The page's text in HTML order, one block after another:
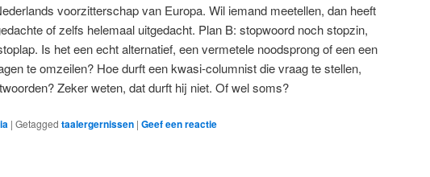
voorzitterschap van Europa. Wil iemand meetellen, dan heeft
of zelfs helemaal uitgedacht. Plan B: stopwoord noch stopzin,
Is het een echt alternatief, een vermetele noodsprong of een een
te omzeilen? Hoe durft een kwasi-columnist die vraag te stellen,
Zeker weten, dat durft hij niet. Of wel soms?
| Getagged taalergernissen | Geef een reactie